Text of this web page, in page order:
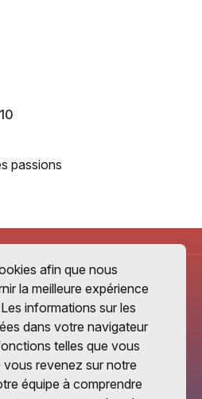
passions
afin que nous
la meilleure expérience
informations sur les
dans votre navigateur
telles que vous
revenez sur notre
équipe à comprendre